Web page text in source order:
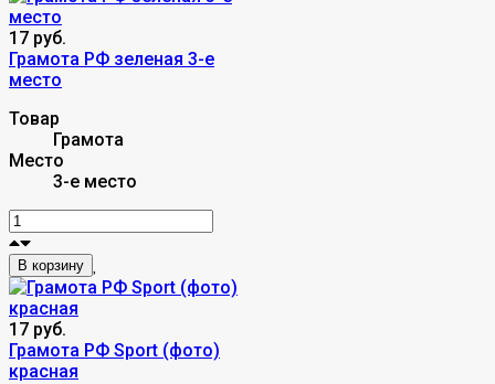
17 руб.
Грамота РФ зеленая 3-е
место
Товар
Грамота
Место
3-е место
В корзину
17 руб.
Грамота РФ Sport (фото)
красная